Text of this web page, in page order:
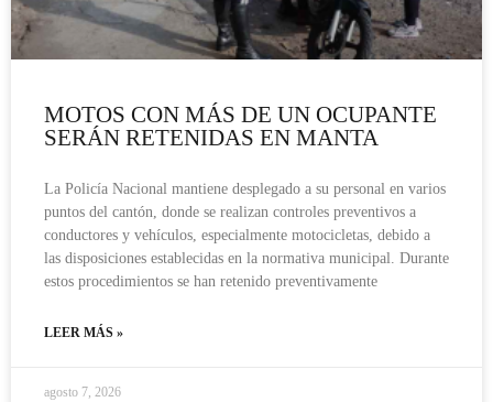
MOTOS CON MÁS DE UN OCUPANTE
SERÁN RETENIDAS EN MANTA
La Policía Nacional mantiene desplegado a su personal en varios
puntos del cantón, donde se realizan controles preventivos a
conductores y vehículos, especialmente motocicletas, debido a
las disposiciones establecidas en la normativa municipal. Durante
estos procedimientos se han retenido preventivamente
LEER MÁS »
agosto 7, 2026